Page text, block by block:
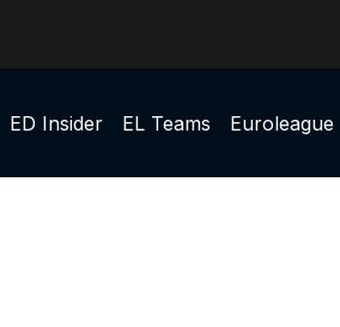
ED Insider EL Teams Euroleague